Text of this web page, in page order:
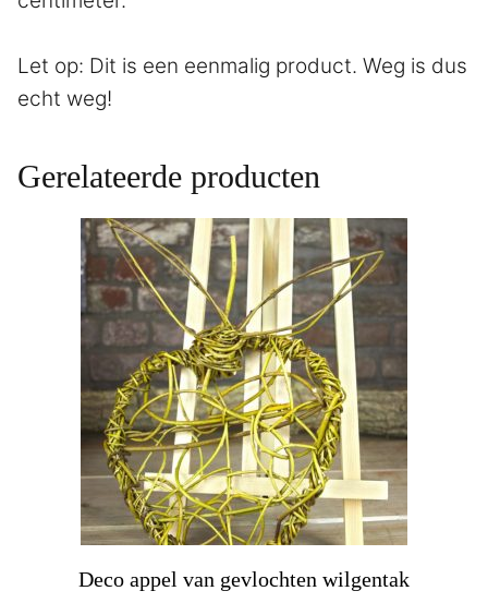
Let op: Dit is een eenmalig product. Weg is dus
echt weg!
Gerelateerde producten
Deco appel van gevlochten wilgentak